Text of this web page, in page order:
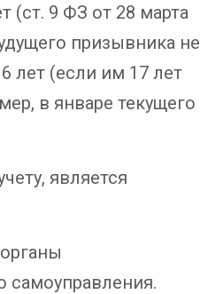
(ст. 9 ФЗ от 28 марта
призывника не
лет (если им 17 лет
в январе текущего
является
самоуправления.